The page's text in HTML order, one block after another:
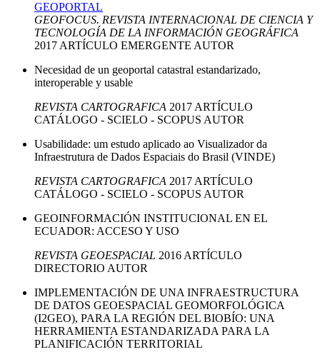
GEOPORTAL
GEOFOCUS. REVISTA INTERNACIONAL DE CIENCIA Y
TECNOLOGÍA DE LA INFORMACIÓN GEOGRÁFICA
2017 ARTÍCULO EMERGENTE AUTOR
Necesidad de un geoportal catastral estandarizado,
interoperable y usable
REVISTA CARTOGRAFICA 2017 ARTÍCULO
CATÁLOGO - SCIELO - SCOPUS AUTOR
Usabilidade: um estudo aplicado ao Visualizador da
Infraestrutura de Dados Espaciais do Brasil (VINDE)
REVISTA CARTOGRAFICA 2017 ARTÍCULO
CATÁLOGO - SCIELO - SCOPUS AUTOR
GEOINFORMACIÓN INSTITUCIONAL EN EL
ECUADOR: ACCESO Y USO
REVISTA GEOESPACIAL 2016 ARTÍCULO
DIRECTORIO AUTOR
IMPLEMENTACIÓN DE UNA INFRAESTRUCTURA
DE DATOS GEOESPACIAL GEOMORFOLÓGICA
(I2GEO), PARA LA REGIÓN DEL BIOBÍO: UNA
HERRAMIENTA ESTANDARIZADA PARA LA
PLANIFICACIÓN TERRITORIAL